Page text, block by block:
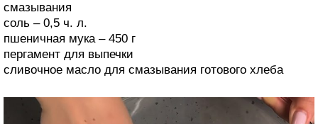
смазывания
соль – 0,5 ч. л.
пшеничная мука – 450 г
пергамент для выпечки
сливочное масло для смазывания готового хлеба